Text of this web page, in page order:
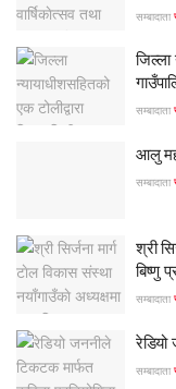
सम्बादाता
जिल्ला
सम्बादाता
आलु
सम्बादाता
श्री
बिष्णु
सम्बादाता
रेडियो
सम्बादाता